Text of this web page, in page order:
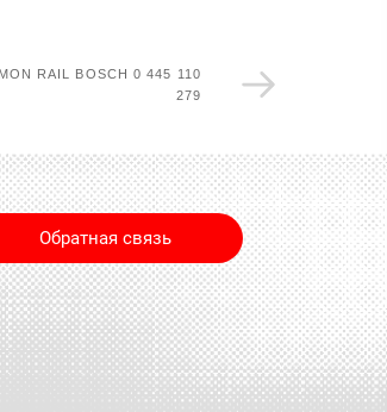
RAIL BOSCH 0 445 110
279
Обратная связь